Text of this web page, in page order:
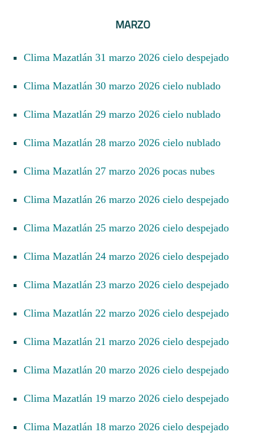
MARZO
Clima Mazatlán 31 marzo 2026 cielo despejado
Clima Mazatlán 30 marzo 2026 cielo nublado
Clima Mazatlán 29 marzo 2026 cielo nublado
Clima Mazatlán 28 marzo 2026 cielo nublado
Clima Mazatlán 27 marzo 2026 pocas nubes
Clima Mazatlán 26 marzo 2026 cielo despejado
Clima Mazatlán 25 marzo 2026 cielo despejado
Clima Mazatlán 24 marzo 2026 cielo despejado
Clima Mazatlán 23 marzo 2026 cielo despejado
Clima Mazatlán 22 marzo 2026 cielo despejado
Clima Mazatlán 21 marzo 2026 cielo despejado
Clima Mazatlán 20 marzo 2026 cielo despejado
Clima Mazatlán 19 marzo 2026 cielo despejado
Clima Mazatlán 18 marzo 2026 cielo despejado